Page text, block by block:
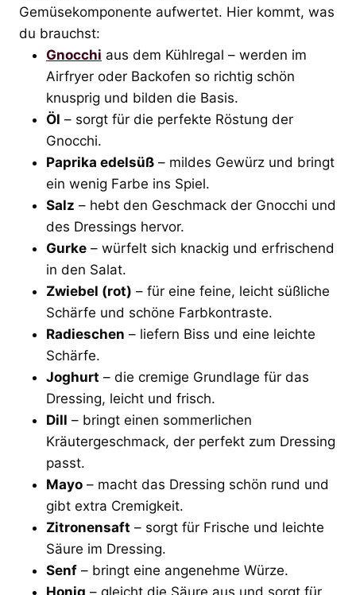
Gemüsekomponente aufwertet. Hier kommt, was
du brauchst:
Gnocchi aus dem Kühlregal – werden im
Airfryer oder Backofen so richtig schön
knusprig und bilden die Basis.
Öl – sorgt für die perfekte Röstung der
Gnocchi.
Paprika edelsüß – mildes Gewürz und bringt
ein wenig Farbe ins Spiel.
Salz – hebt den Geschmack der Gnocchi und
des Dressings hervor.
Gurke – würfelt sich knackig und erfrischend
in den Salat.
Zwiebel (rot) – für eine feine, leicht süßliche
Schärfe und schöne Farbkontraste.
Radieschen – liefern Biss und eine leichte
Schärfe.
Joghurt – die cremige Grundlage für das
Dressing, leicht und frisch.
Dill – bringt einen sommerlichen
Kräutergeschmack, der perfekt zum Dressing
passt.
Mayo – macht das Dressing schön rund und
gibt extra Cremigkeit.
Zitronensaft – sorgt für Frische und leichte
Säure im Dressing.
Senf – bringt eine angenehme Würze.
Honig – gleicht die Säure aus und sorgt für